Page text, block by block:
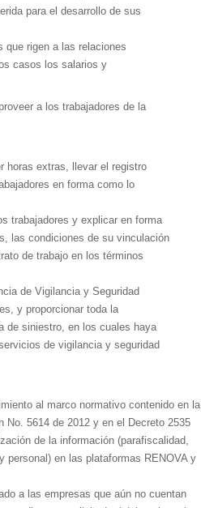
para el desarrollo de sus
que rigen a las relaciones
casos los salarios y
a los trabajadores de la
horas extras, llevar el registro
en forma como lo
trabajadores y explicar en forma
las condiciones de su vinculación
de trabajo en los términos
de Vigilancia y Seguridad
y proporcionar toda la
de siniestro, en los cuales haya
de vigilancia y seguridad
al marco normativo contenido en la
No. 5614 de 2012 y en el Decreto 2535
de la información (parafiscalidad,
en las plataformas RENOVA y
a las empresas que aún no cuentan